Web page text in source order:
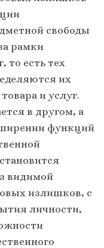
свободы
рамки
то есть тех
их
и услуг.
в другом, а
функций
видимой
излишков, с
личности,